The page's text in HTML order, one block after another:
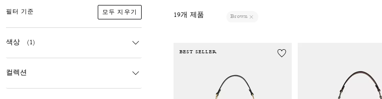
필터 기준 모두 지우기
색상 (1)
컬렉션
19개 제품 Brown
BEST SELLER